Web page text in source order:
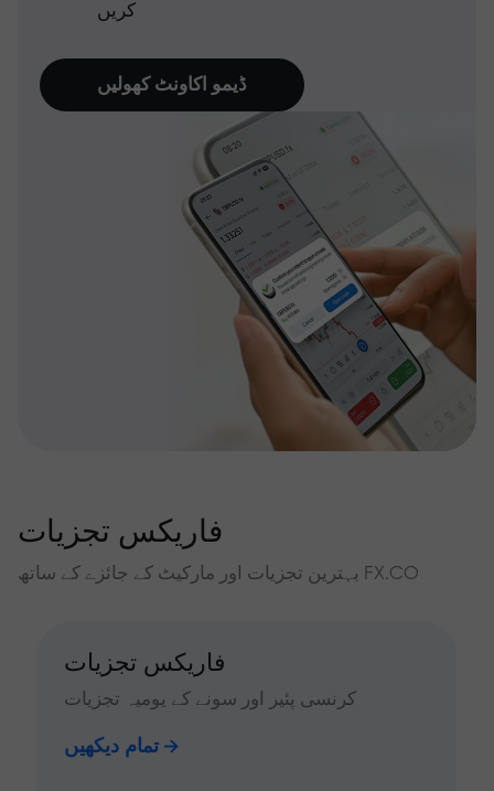
کریں
ڈیمو اکاونٹ کھولیں
فاریکس تجزیات
بہترین تجزیات اور مارکیٹ کے جائزے کے ساتھ FX.CO
فاریکس تجزیات
کرنسی پئیر اور سونے کے یومیہ تجزیات
تمام دیکھیں